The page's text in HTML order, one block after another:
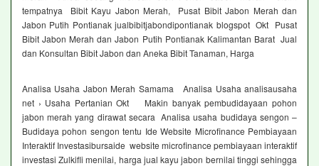
tempatnya Bibit Kayu Jabon Merah, Pusat Bibit Jabon Merah dan
Jabon Putih Pontianak jualbibitjabondipontianak blogspot Okt Pusat
Bibit Jabon Merah dan Jabon Putih Pontianak Kalimantan Barat Jual
dan Konsultan Bibit Jabon dan Aneka Bibit Tanaman, Harga
Analisa Usaha Jabon Merah Samama Analisa Usaha analisausaha
net › Usaha Pertanian Okt Makin banyak pembudidayaan pohon
jabon merah yang dirawat secara Analisa usaha budidaya sengon –
Budidaya pohon sengon tentu Ide Website Microfinance Pembiayaan
Interaktif Investasibursaide website microfinance pembiayaan interaktif
investasi Zulkifli menilai, harga jual kayu jabon bernilai tinggi sehingga